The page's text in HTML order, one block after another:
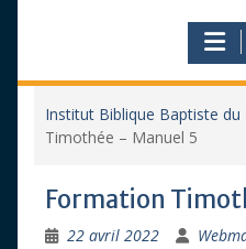
Institut Biblique Baptiste du
Timothée – Manuel 5
Formation
22 avril 2022